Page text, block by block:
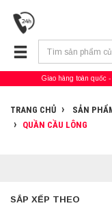
Giao hàng toàn quốc
TRANG CHỦ SẢN
QUẦN CẦU LÔNG
SẮP XẾP THEO